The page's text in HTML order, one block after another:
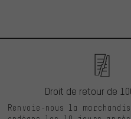
Droit de retour de
Renvoie-nous la